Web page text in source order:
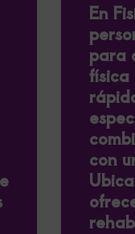
En
para
física
con